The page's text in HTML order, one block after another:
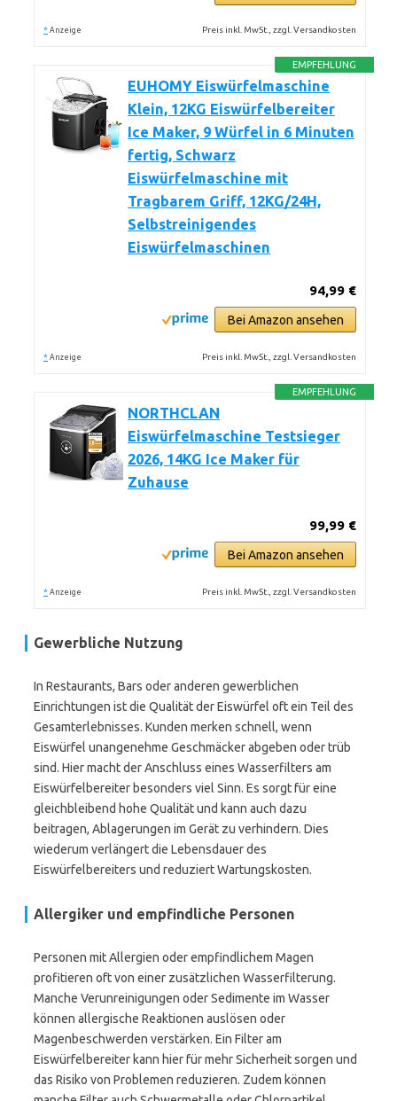
* Anzeige Preis inkl. MwSt., zzgl. Versandkosten
EMPFEHLUNG
EUHOMY Eiswürfelmaschine
Klein, 12KG Eiswürfelbereiter
Ice Maker, 9 Würfel in 6 Minuten
fertig, Schwarz
Eiswürfelmaschine mit
Tragbarem Griff, 12KG/24H,
Selbstreinigendes
Eiswürfelmaschinen
94,99 €
Bei Amazon ansehen
* Anzeige Preis inkl. MwSt., zzgl. Versandkosten
EMPFEHLUNG
NORTHCLAN
Eiswürfelmaschine Testsieger
2026, 14KG Ice Maker für
Zuhause
99,99 €
Bei Amazon ansehen
* Anzeige Preis inkl. MwSt., zzgl. Versandkosten
Gewerbliche Nutzung
In Restaurants, Bars oder anderen gewerblichen
Einrichtungen ist die Qualität der Eiswürfel oft ein Teil des
Gesamterlebnisses. Kunden merken schnell, wenn
Eiswürfel unangenehme Geschmäcker abgeben oder trüb
sind. Hier macht der Anschluss eines Wasserfilters am
Eiswürfelbereiter besonders viel Sinn. Es sorgt für eine
gleichbleibend hohe Qualität und kann auch dazu
beitragen, Ablagerungen im Gerät zu verhindern. Dies
wiederum verlängert die Lebensdauer des
Eiswürfelbereiters und reduziert Wartungskosten.
Allergiker und empfindliche Personen
Personen mit Allergien oder empfindlichem Magen
profitieren oft von einer zusätzlichen Wasserfilterung.
Manche Verunreinigungen oder Sedimente im Wasser
können allergische Reaktionen auslösen oder
Magenbeschwerden verstärken. Ein Filter am
Eiswürfelbereiter kann hier für mehr Sicherheit sorgen und
das Risiko von Problemen reduzieren. Zudem können